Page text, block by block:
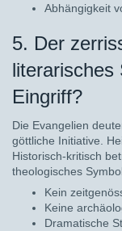
Abhängigkeit
5. Der
literarisches
Eingriff?
Die Evangelien
göttliche Initiative.
Historisch-kritisch
theologisches
Kein
Keine
Dramatische